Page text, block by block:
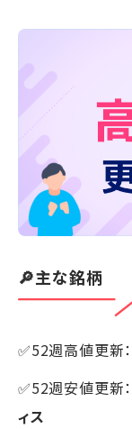
🔎主な銘柄
✅52週高値更新：
✅52週安値更新：
ィス